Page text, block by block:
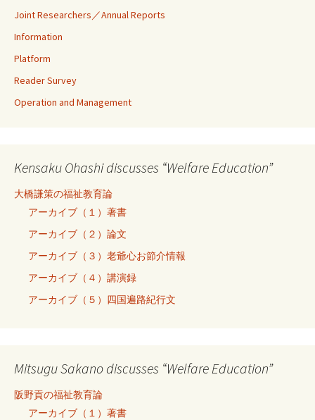
Joint Researchers／Annual Reports
Information
Platform
Reader Survey
Operation and Management
Kensaku Ohashi discusses “Welfare Education”
大橋謙策の福祉教育論
アーカイブ（１）著書
アーカイブ（２）論文
アーカイブ（３）老爺心お節介情報
アーカイブ（４）講演録
アーカイブ（５）四国遍路紀行文
Mitsugu Sakano discusses “Welfare Education”
阪野貢の福祉教育論
アーカイブ（１）著書